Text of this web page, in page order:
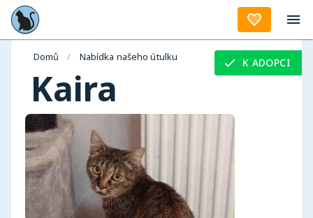
K ADOPCI
Domů / Nabídka našeho útulku
Kaira